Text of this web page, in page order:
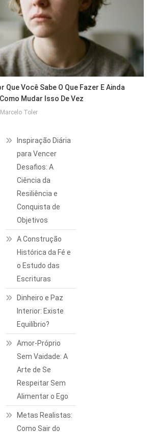
Você Sabe O Que Fazer E Ainda
Mudar Isso De Vez
Marcelo Toler
Inspiração Diária
para Vencer
Desafios: A
Ciência da
Resiliência e
Conquista de
Objetivos
A Construção
Histórica da Fé e
o Estudo das
Escrituras
Dinheiro e Paz
Interior: Existe
Equilíbrio?
Amor-Próprio
Sem Vaidade: A
Arte de Se
Respeitar Sem
Alimentar o Ego
Metas Realistas:
Como Sair do